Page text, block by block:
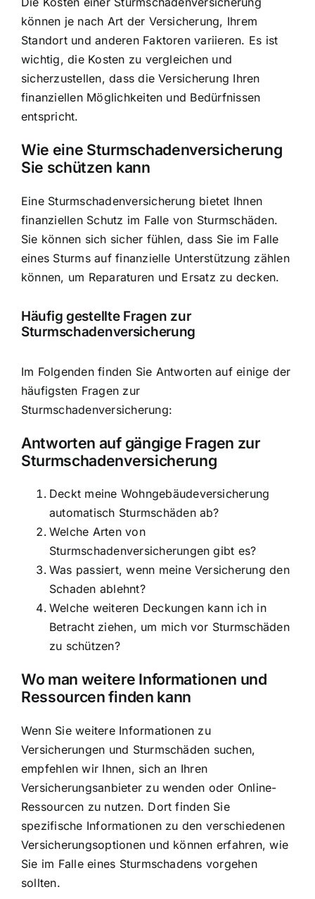
können je nach Art der Versicherung, Ihrem
Standort und anderen Faktoren variieren. Es ist
wichtig, die Kosten zu vergleichen und
sicherzustellen, dass die Versicherung Ihren
finanziellen Möglichkeiten und Bedürfnissen
entspricht.
Wie eine Sturmschadenversicherung
Sie schützen kann
Eine Sturmschadenversicherung bietet Ihnen
finanziellen Schutz im Falle von Sturmschäden.
Sie können sich sicher fühlen, dass Sie im Falle
eines Sturms auf finanzielle Unterstützung zählen
können, um Reparaturen und Ersatz zu decken.
Häufig gestellte Fragen zur
Sturmschadenversicherung
Im Folgenden finden Sie Antworten auf einige der
häufigsten Fragen zur
Sturmschadenversicherung:
Antworten auf gängige Fragen zur
Sturmschadenversicherung
Deckt meine Wohngebäudeversicherung
automatisch Sturmschäden ab?
Welche Arten von
Sturmschadenversicherungen gibt es?
Was passiert, wenn meine Versicherung den
Schaden ablehnt?
Welche weiteren Deckungen kann ich in
Betracht ziehen, um mich vor Sturmschäden
zu schützen?
Wo man weitere Informationen und
Ressourcen finden kann
Wenn Sie weitere Informationen zu
Versicherungen und Sturmschäden suchen,
empfehlen wir Ihnen, sich an Ihren
Versicherungsanbieter zu wenden oder Online-
Ressourcen zu nutzen. Dort finden Sie
spezifische Informationen zu den verschiedenen
Versicherungsoptionen und können erfahren, wie
Sie im Falle eines Sturmschadens vorgehen
sollten.